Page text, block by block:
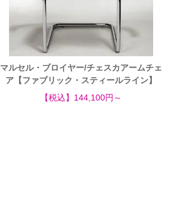
マルセル・ブロイヤー/チェスカアームチェ
ア【ファブリック・スティールライン】
【税込】144,100円～